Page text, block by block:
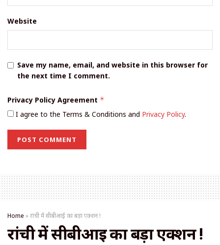
Website
Save my name, email, and website in this browser for
the next time I comment.
Privacy Policy Agreement *
I agree to the Terms & Conditions and Privacy Policy.
Home »रांची में सीबीआई का बड़ा एक्शन !
रांची में सीबीआई का बड़ा एक्शन !